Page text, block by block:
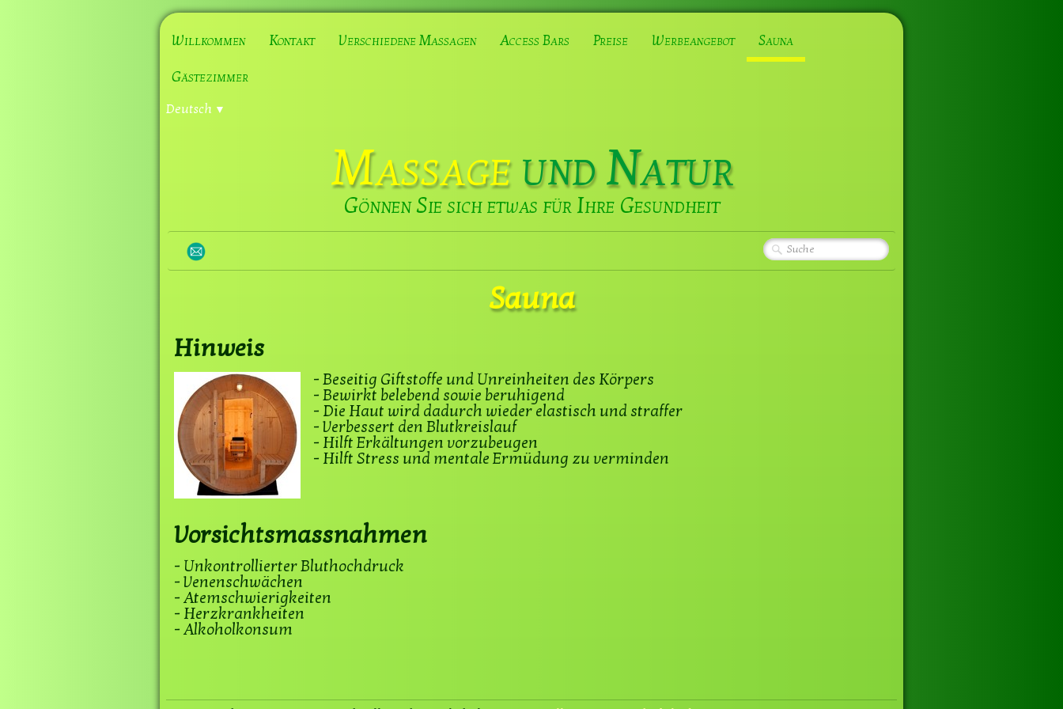
Willkommen Kontakt Verschiedene Massagen Access Bars Preise Werbeangebot Sauna
Gästezimmer
Deutsch ▼
Massageund Natur
Gönnen Sie sich etwas für Ihre Gesundheit
Sauna
Hinweis
- Beseitig Giftstoffe und Unreinheiten des Körpers
- Bewirkt belebend sowie beruhigend
- Die Haut wird dadurch wieder elastisch und straffer
- Verbessert den Blutkreislauf
- Hilft Erkältungen vorzubeugen
​- Hilft Stress und mentale Ermüdung zu verminden
Vorsichtsmassnahmen
- Unkontrollierter Bluthochdruck
- Venenschwächen
- Atemschwierigkeiten
- Herzkrankheiten
​- Alkoholkonsum